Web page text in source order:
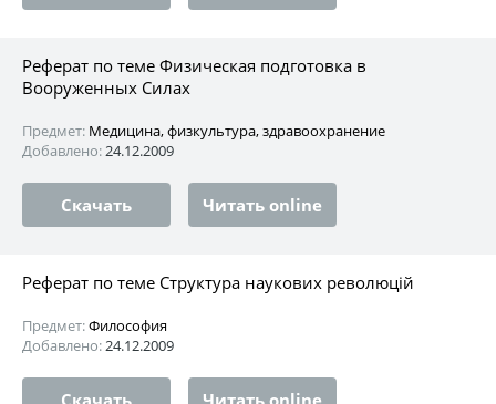
Реферат по теме Физическая подготовка в
Вооруженных Силах
Предмет: Медицина, физкультура, здравоохранение
Добавлено:24.12.2009
Скачать Читать online
Реферат по теме Структура наукових революцій
Предмет:Философия
Добавлено:24.12.2009
Скачать Читать online